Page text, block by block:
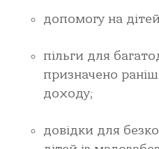
допомогу на
пільги для
призначено
доходу;
довідки для